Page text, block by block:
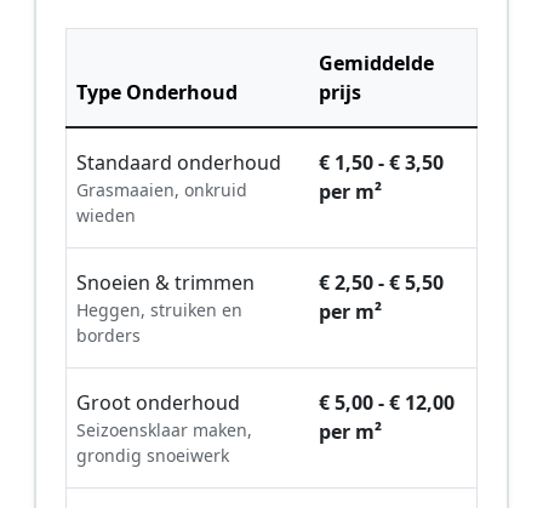
Type Onderhoud
Gemiddelde
prijs
Standaard onderhoud
Grasmaaien, onkruid
wieden
€ 1,50 - € 3,50
per m²
Snoeien & trimmen
Heggen, struiken en
borders
€ 2,50 - € 5,50
per m²
Groot onderhoud
Seizoensklaar maken,
grondig snoeiwerk
€ 5,00 - € 12,00
per m²